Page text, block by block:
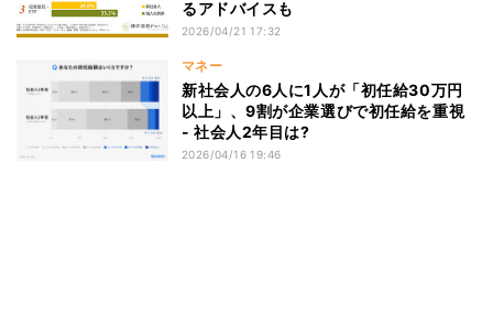
るアドバイスも
2026/04/21 17:32
マネー
新社会人の6人に1人が「初任給30万円
以上」、9割が企業選びで初任給を重視
- 社会人2年目は?
2026/04/16 19:46